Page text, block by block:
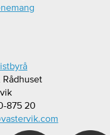
Rådhuset
875 20